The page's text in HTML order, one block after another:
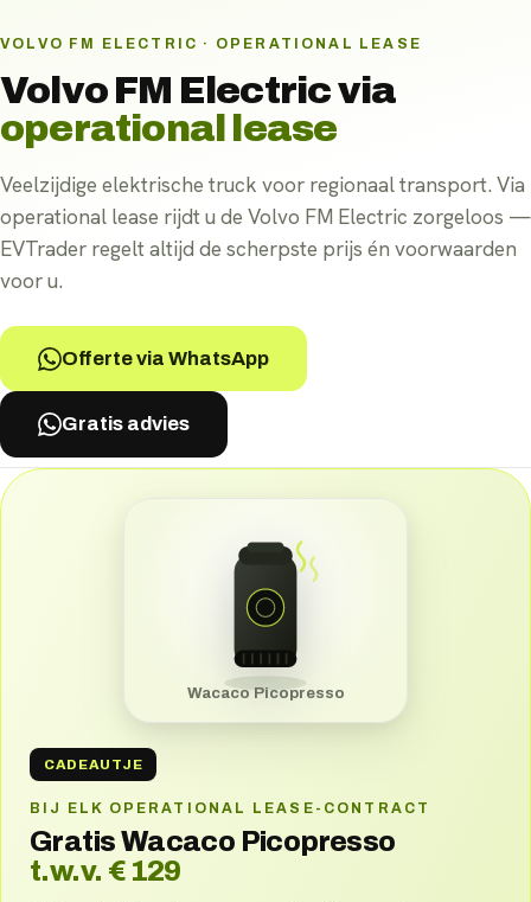
VOLVO FM ELECTRIC · OPERATIONAL LEASE
Volvo FM Electricvia
operational lease
Veelzijdige elektrische truck voor regionaal transport. Via
operational lease rijdt u de Volvo FM Electric zorgeloos —
EVTrader regelt altijd de scherpste prijs én voorwaarden
voor u.
Offerte via WhatsApp
Gratis advies
CADEAUTJE
BIJ ELK OPERATIONAL LEASE-CONTRACT
Gratis Wacaco Picopresso
t.w.v. € 129
Wacaco Picopresso